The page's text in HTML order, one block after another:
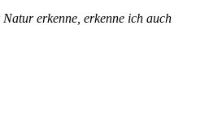
Natur erkenne, erkenne ich auch